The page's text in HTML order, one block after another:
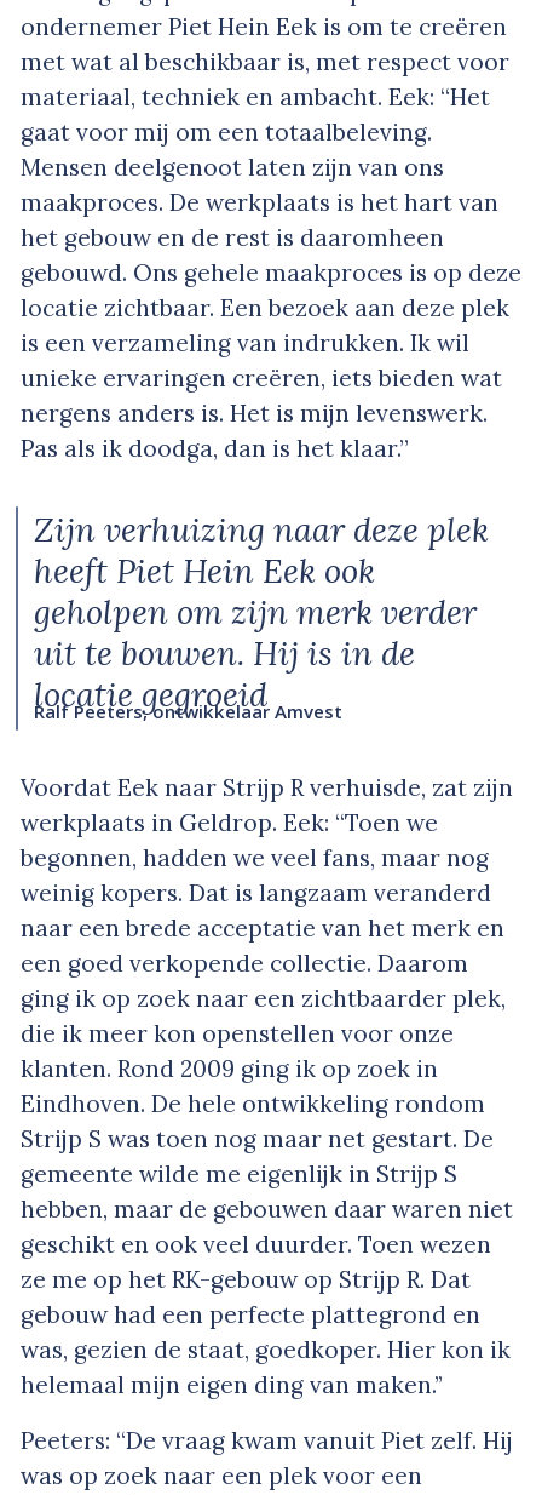
ondernemer Piet Hein Eek is om te creëren
met wat al beschikbaar is, met respect voor
materiaal, techniek en ambacht. Eek: “Het
gaat voor mij om een totaalbeleving.
Mensen deelgenoot laten zijn van ons
maakproces. De werkplaats is het hart van
het gebouw en de rest is daaromheen
gebouwd. Ons gehele maakproces is op deze
locatie zichtbaar. Een bezoek aan deze plek
is een verzameling van indrukken. Ik wil
unieke ervaringen creëren, iets bieden wat
nergens anders is. Het is mijn levenswerk.
Pas als ik doodga, dan is het klaar.”
Zijn verhuizing naar deze plek
heeft Piet Hein Eek ook
geholpen om zijn merk verder
uit te bouwen. Hij is in de
locatie gegroeid
Ralf Peeters, ontwikkelaar Amvest
Voordat Eek naar Strijp R verhuisde, zat zijn
werkplaats in Geldrop. Eek: “Toen we
begonnen, hadden we veel fans, maar nog
weinig kopers. Dat is langzaam veranderd
naar een brede acceptatie van het merk en
een goed verkopende collectie. Daarom
ging ik op zoek naar een zichtbaarder plek,
die ik meer kon openstellen voor onze
klanten. Rond 2009 ging ik op zoek in
Eindhoven. De hele ontwikkeling rondom
Strijp S was toen nog maar net gestart. De
gemeente wilde me eigenlijk in Strijp S
hebben, maar de gebouwen daar waren niet
geschikt en ook veel duurder. Toen wezen
ze me op het RK-gebouw op Strijp R. Dat
gebouw had een perfecte plattegrond en
was, gezien de staat, goedkoper. Hier kon ik
helemaal mijn eigen ding van maken.’’
Peeters: “De vraag kwam vanuit Piet zelf. Hij
was op zoek naar een plek voor een